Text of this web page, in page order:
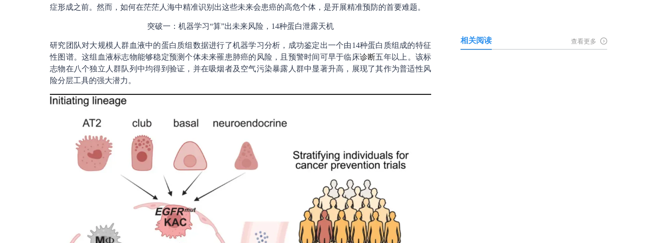
症形成之前。然而，如何在茫茫人海中精准识别出这些未来会患癌的高危个体，是开展精准预防的首要难题。
突破一：机器学习“算”出未来风险，14种蛋白泄露天机
研究团队对大规模人群血液中的蛋白质组数据进行了机器学习分析，成功鉴定出一个由14种蛋白质组成的特征
性图谱。这组血液标志物能够稳定预测个体未来罹患肺癌的风险，且预警时间可早于临床诊断五年以上。该标
志物在八个独立人群队列中均得到验证，并在吸烟者及空气污染暴露人群中显著升高，展现了其作为普适性风
险分层工具的强大潜力。
相关阅读 查看更多